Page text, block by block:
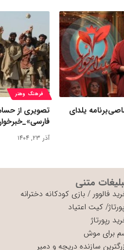
یلدای
فرهنگ وهنر
تصویری از
آذر ۲۳, ۱۴۰۴
متنی
فالوور /بازی کودکانه دخترانه
/کیت اعتیاد
رپورتاژ
برای موش
سازنده دریچه و دمپر